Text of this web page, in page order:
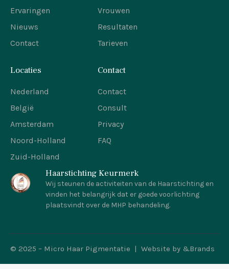
Ervaringen
Nieuws
Contact
Vrouwen
Resultaten
Tarieven
Locaties
Nederland
België
Amsterdam
Noord-Holland
Zuid-Holland
Contact
Contact
Consult
Privacy
FAQ
Haarstichting Keurmerk
Wij steunen de activiteiten van de Haarstichting en
vinden het belangrijk dat er goede voorlichting
plaatsvindt over de MHP behandeling.
© 2025 – Micro Haar Pigmentatie | Website by &Brands